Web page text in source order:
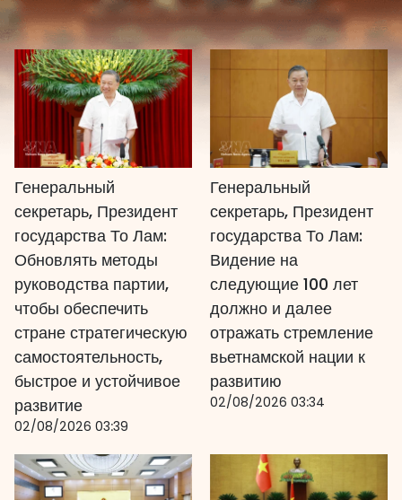
Генеральный
секретарь, Президент
государства То Лам:
Обновлять методы
руководства партии,
чтобы обеспечить
стране стратегическую
самостоятельность,
быстрое и устойчивое
развитие
02/08/2026 03:39
Генеральный
секретарь, Президент
государства То Лам:
Видение на
следующие 100 лет
должно и далее
отражать стремление
вьетнамской нации к
развитию
02/08/2026 03:34